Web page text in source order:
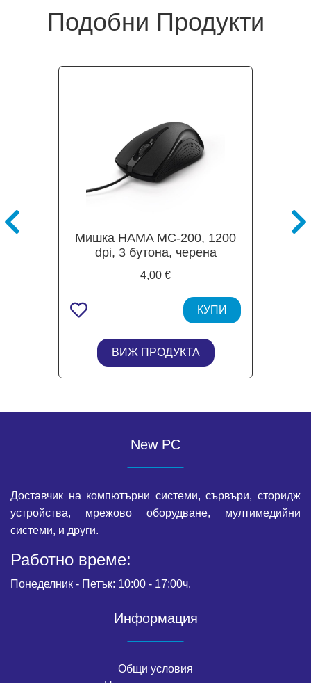
Подобни Продукти
Мишка HAMA MC-200, 1200
dpi, 3 бутона, черена
4,00 €
КУПИ
ВИЖ ПРОДУКТА
New PC
Доставчик на компютърни системи, сървъри, сторидж
устройства, мрежово оборудване, мултимедийни
системи, и други.
Работно време:
Понеделник - Петък: 10:00 - 17:00ч.
Информация
Общи условия